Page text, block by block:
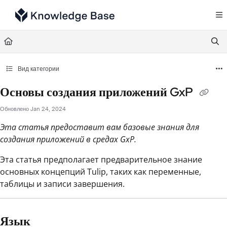
Documentation Index
Fetch the complete documentation index at:
Use this file to discover all available pages before exploring further.
Вид категории
Основы создания приложений GxP
Обновлено Jan 24, 2024
Эта статья предоставит вам базовые знания для
создания приложений в средах GxP.
Эта статья предполагает предварительное знание
основных концепций Tulip, таких как переменные,
таблицы и записи завершения.
Язык